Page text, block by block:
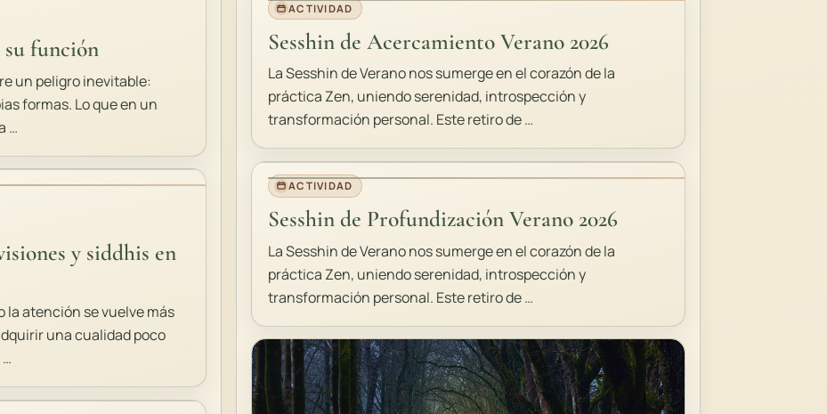
función
un peligro inevitable:
formas. Lo que en un
…
y siddhis en
la atención se vuelve más
una cualidad poco
ACTIVIDAD
Sesshin de Acercamiento Verano 2026
La Sesshin de Verano nos sumerge en el corazón de la
práctica Zen, uniendo serenidad, introspección y
transformación personal. Este retiro de …
ACTIVIDAD
Sesshin de Profundización Verano 2026
La Sesshin de Verano nos sumerge en el corazón de la
práctica Zen, uniendo serenidad, introspección y
transformación personal. Este retiro de …